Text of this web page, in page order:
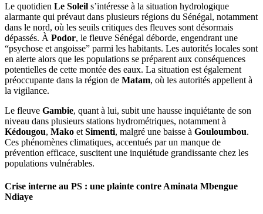
Le quotidien Le Soleil s’intéresse à la situation hydrologique
alarmante qui prévaut dans plusieurs régions du Sénégal, notamment
dans le nord, où les seuils critiques des fleuves sont désormais
dépassés. À Podor, le fleuve Sénégal déborde, engendrant une
“psychose et angoisse” parmi les habitants. Les autorités locales sont
en alerte alors que les populations se préparent aux conséquences
potentielles de cette montée des eaux. La situation est également
préoccupante dans la région de Matam, où les autorités appellent à
la vigilance.
Le fleuve Gambie, quant à lui, subit une hausse inquiétante de son
niveau dans plusieurs stations hydrométriques, notamment à
Kédougou, Mako et Simenti, malgré une baisse à Gouloumbou.
Ces phénomènes climatiques, accentués par un manque de
prévention efficace, suscitent une inquiétude grandissante chez les
populations vulnérables.
Crise interne au PS : une plainte contre Aminata Mbengue
Ndiaye